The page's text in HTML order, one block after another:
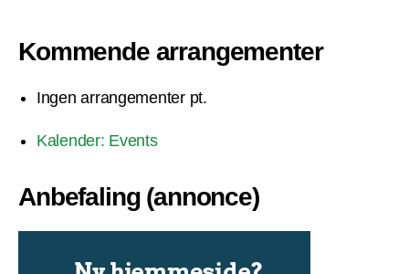
Kommende arrangementer
Ingen arrangementer pt.
Kalender: Events
Anbefaling (annonce)